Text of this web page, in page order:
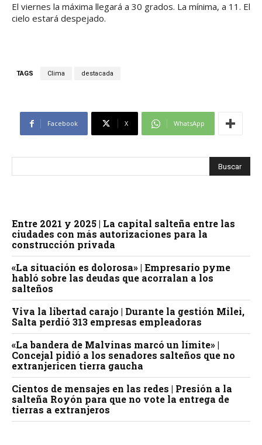
El viernes la máxima llegará a 30 grados. La mínima, a 11. El
cielo estará despejado.
TAGS Clima destacada
Facebook X WhatsApp
Entre 2021 y 2025 | La capital salteña entre las
ciudades con más autorizaciones para la
construcción privada
«La situación es dolorosa» | Empresario pyme
habló sobre las deudas que acorralan a los
salteños
Viva la libertad carajo | Durante la gestión Milei,
Salta perdió 313 empresas empleadoras
«La bandera de Malvinas marcó un límite» |
Concejal pidió a los senadores salteños que no
extranjericen tierra gaucha
Cientos de mensajes en las redes | Presión a la
salteña Royón para que no vote la entrega de
tierras a extranjeros